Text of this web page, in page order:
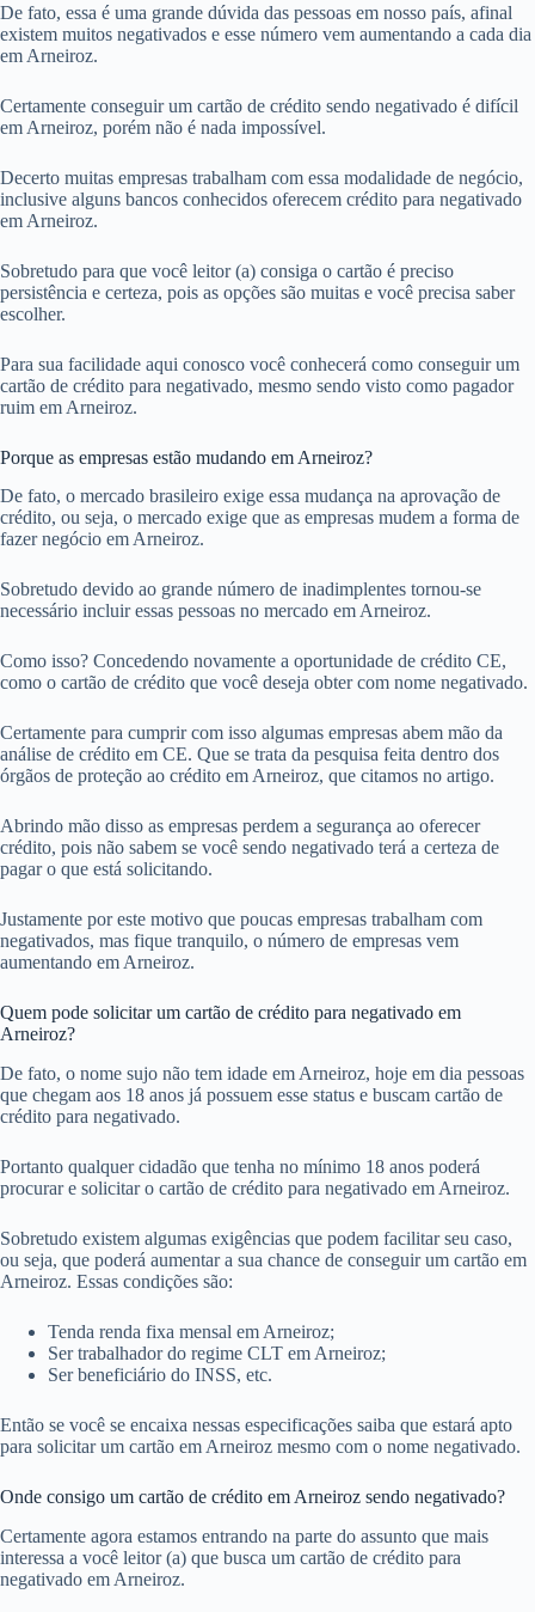
De fato, essa é uma grande dúvida das pessoas em nosso país, afinal
existem muitos negativados e esse número vem aumentando a cada dia
em Arneiroz.
Certamente conseguir um cartão de crédito sendo negativado é difícil
em Arneiroz, porém não é nada impossível.
Decerto muitas empresas trabalham com essa modalidade de negócio,
inclusive alguns bancos conhecidos oferecem crédito para negativado
em Arneiroz.
Sobretudo para que você leitor (a) consiga o cartão é preciso
persistência e certeza, pois as opções são muitas e você precisa saber
escolher.
Para sua facilidade aqui conosco você conhecerá como conseguir um
cartão de crédito para negativado, mesmo sendo visto como pagador
ruim em Arneiroz.
Porque as empresas estão mudando em Arneiroz?
De fato, o mercado brasileiro exige essa mudança na aprovação de
crédito, ou seja, o mercado exige que as empresas mudem a forma de
fazer negócio em Arneiroz.
Sobretudo devido ao grande número de inadimplentes tornou-se
necessário incluir essas pessoas no mercado em Arneiroz.
Como isso? Concedendo novamente a oportunidade de crédito CE,
como o cartão de crédito que você deseja obter com nome negativado.
Certamente para cumprir com isso algumas empresas abem mão da
análise de crédito em CE. Que se trata da pesquisa feita dentro dos
órgãos de proteção ao crédito em Arneiroz, que citamos no artigo.
Abrindo mão disso as empresas perdem a segurança ao oferecer
crédito, pois não sabem se você sendo negativado terá a certeza de
pagar o que está solicitando.
Justamente por este motivo que poucas empresas trabalham com
negativados, mas fique tranquilo, o número de empresas vem
aumentando em Arneiroz.
Quem pode solicitar um cartão de crédito para negativado em
Arneiroz?
De fato, o nome sujo não tem idade em Arneiroz, hoje em dia pessoas
que chegam aos 18 anos já possuem esse status e buscam cartão de
crédito para negativado.
Portanto qualquer cidadão que tenha no mínimo 18 anos poderá
procurar e solicitar o cartão de crédito para negativado em Arneiroz.
Sobretudo existem algumas exigências que podem facilitar seu caso,
ou seja, que poderá aumentar a sua chance de conseguir um cartão em
Arneiroz. Essas condições são:
Tenda renda fixa mensal em Arneiroz;
Ser trabalhador do regime CLT em Arneiroz;
Ser beneficiário do INSS, etc.
Então se você se encaixa nessas especificações saiba que estará apto
para solicitar um cartão em Arneiroz mesmo com o nome negativado.
Onde consigo um cartão de crédito em Arneiroz sendo negativado?
Certamente agora estamos entrando na parte do assunto que mais
interessa a você leitor (a) que busca um cartão de crédito para
negativado em Arneiroz.